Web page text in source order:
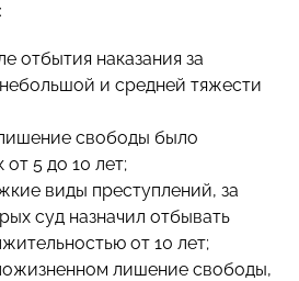
отбытия наказания за
и средней тяжести
свободы было
от 5 до 10 лет;
виды преступлений, за
суд назначил отбывать
от 10 лет;
лишение свободы,